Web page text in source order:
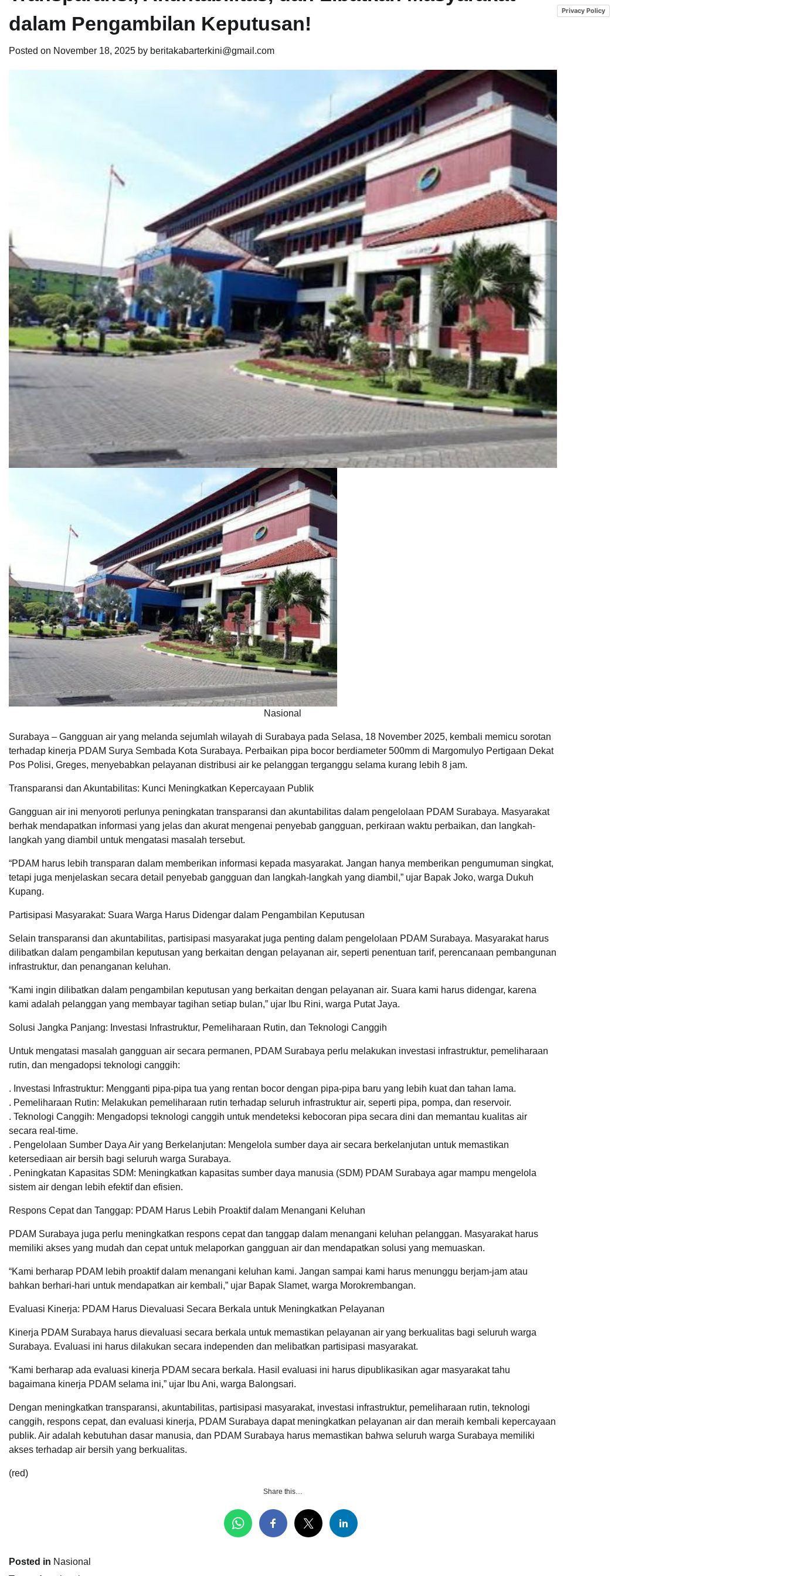
dalam Pengambilan Keputusan!
Posted on November 18, 2025 by beritakabarterkini@gmail.com
Nasional
Surabaya – Gangguan air yang melanda sejumlah wilayah di Surabaya pada Selasa, 18 November 2025, kembali memicu sorotan
terhadap kinerja PDAM Surya Sembada Kota Surabaya. Perbaikan pipa bocor berdiameter 500mm di Margomulyo Pertigaan Dekat
Pos Polisi, Greges, menyebabkan pelayanan distribusi air ke pelanggan terganggu selama kurang lebih 8 jam.
Transparansi dan Akuntabilitas: Kunci Meningkatkan Kepercayaan Publik
Gangguan air ini menyoroti perlunya peningkatan transparansi dan akuntabilitas dalam pengelolaan PDAM Surabaya. Masyarakat
berhak mendapatkan informasi yang jelas dan akurat mengenai penyebab gangguan, perkiraan waktu perbaikan, dan langkah-
langkah yang diambil untuk mengatasi masalah tersebut.
“PDAM harus lebih transparan dalam memberikan informasi kepada masyarakat. Jangan hanya memberikan pengumuman singkat,
tetapi juga menjelaskan secara detail penyebab gangguan dan langkah-langkah yang diambil,” ujar Bapak Joko, warga Dukuh
Kupang.
Partisipasi Masyarakat: Suara Warga Harus Didengar dalam Pengambilan Keputusan
Selain transparansi dan akuntabilitas, partisipasi masyarakat juga penting dalam pengelolaan PDAM Surabaya. Masyarakat harus
dilibatkan dalam pengambilan keputusan yang berkaitan dengan pelayanan air, seperti penentuan tarif, perencanaan pembangunan
infrastruktur, dan penanganan keluhan.
“Kami ingin dilibatkan dalam pengambilan keputusan yang berkaitan dengan pelayanan air. Suara kami harus didengar, karena
kami adalah pelanggan yang membayar tagihan setiap bulan,” ujar Ibu Rini, warga Putat Jaya.
Solusi Jangka Panjang: Investasi Infrastruktur, Pemeliharaan Rutin, dan Teknologi Canggih
Untuk mengatasi masalah gangguan air secara permanen, PDAM Surabaya perlu melakukan investasi infrastruktur, pemeliharaan
rutin, dan mengadopsi teknologi canggih:
. Investasi Infrastruktur: Mengganti pipa-pipa tua yang rentan bocor dengan pipa-pipa baru yang lebih kuat dan tahan lama.
. Pemeliharaan Rutin: Melakukan pemeliharaan rutin terhadap seluruh infrastruktur air, seperti pipa, pompa, dan reservoir.
. Teknologi Canggih: Mengadopsi teknologi canggih untuk mendeteksi kebocoran pipa secara dini dan memantau kualitas air
secara real-time.
. Pengelolaan Sumber Daya Air yang Berkelanjutan: Mengelola sumber daya air secara berkelanjutan untuk memastikan
ketersediaan air bersih bagi seluruh warga Surabaya.
. Peningkatan Kapasitas SDM: Meningkatkan kapasitas sumber daya manusia (SDM) PDAM Surabaya agar mampu mengelola
sistem air dengan lebih efektif dan efisien.
Respons Cepat dan Tanggap: PDAM Harus Lebih Proaktif dalam Menangani Keluhan
PDAM Surabaya juga perlu meningkatkan respons cepat dan tanggap dalam menangani keluhan pelanggan. Masyarakat harus
memiliki akses yang mudah dan cepat untuk melaporkan gangguan air dan mendapatkan solusi yang memuaskan.
“Kami berharap PDAM lebih proaktif dalam menangani keluhan kami. Jangan sampai kami harus menunggu berjam-jam atau
bahkan berhari-hari untuk mendapatkan air kembali,” ujar Bapak Slamet, warga Morokrembangan.
Evaluasi Kinerja: PDAM Harus Dievaluasi Secara Berkala untuk Meningkatkan Pelayanan
Kinerja PDAM Surabaya harus dievaluasi secara berkala untuk memastikan pelayanan air yang berkualitas bagi seluruh warga
Surabaya. Evaluasi ini harus dilakukan secara independen dan melibatkan partisipasi masyarakat.
“Kami berharap ada evaluasi kinerja PDAM secara berkala. Hasil evaluasi ini harus dipublikasikan agar masyarakat tahu
bagaimana kinerja PDAM selama ini,” ujar Ibu Ani, warga Balongsari.
Dengan meningkatkan transparansi, akuntabilitas, partisipasi masyarakat, investasi infrastruktur, pemeliharaan rutin, teknologi
canggih, respons cepat, dan evaluasi kinerja, PDAM Surabaya dapat meningkatkan pelayanan air dan meraih kembali kepercayaan
publik. Air adalah kebutuhan dasar manusia, dan PDAM Surabaya harus memastikan bahwa seluruh warga Surabaya memiliki
akses terhadap air bersih yang berkualitas.
(red)
Share this…
Posted in Nasional
Privacy Policy